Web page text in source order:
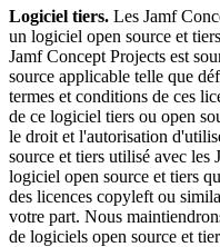
Logiciel tiers. Les Jamf
un logiciel open source et
Jamf Concept Projects est
source applicable telle que
termes et conditions de ces
de ce logiciel tiers ou open
le droit et l'autorisation
source et tiers utilisé avec les
logiciel open source et tiers
des licences copyleft ou
votre part. Nous
de logiciels open source et